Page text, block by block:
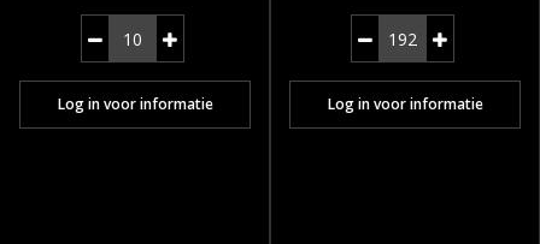
Log in voor informatie Log in voor informatie